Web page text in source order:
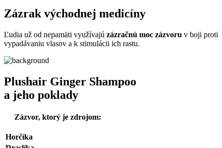
Zázrak východnej medicíny
Ľudia už od nepamäti využívajú zázračnú moc zázvoru v boji proti
vypadávaniu vlasov a k stimulácii ich rastu.
Plushair Ginger Shampoo
a jeho poklady
Zázvor, ktorý je zdrojom:
Horčíka